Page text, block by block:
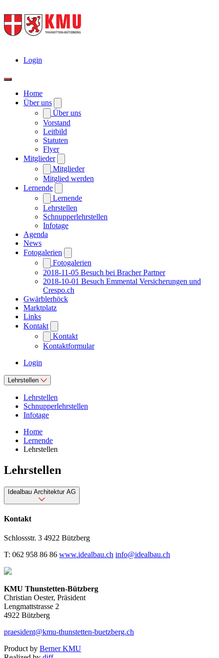
Login
Home
Über uns
Über uns
Vorstand
Leitbild
Statuten
Flyer
Mitglieder
Mitglieder
Mitglied werden
Lernende
Lernende
Lehrstellen
Schnupperlehrstellen
Infotage
Agenda
News
Fotogalerien
Fotogalerien
2018-11-05 Besuch bei Bracher Partner
2018-10-01 Besuch Emmental Versicherungen und
Crespo.ch
Gwärblerhöck
Marktplatz
Links
Kontakt
Kontakt
Kontaktformular
Login
Lehrstellen
Lehrstellen
Schnupperlehrstellen
Infotage
Home
Lernende
Lehrstellen
Lehrstellen
Idealbau Architektur AG
Kontakt
Schlossstr. 3 4922 Bützberg
T: 062 958 86 86 www.idealbau.ch info@idealbau.ch
KMU Thunstetten-Bützberg
Christian Oester, Präsident
Lengmattstrasse 2
4922 Bützberg
praesident@kmu-thunstetten-buetzberg.ch
Product by Berner KMU